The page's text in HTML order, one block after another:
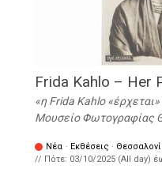
Frida Kahlo – Her
η Frida Kahlo
Μουσείο Φωτογραφίας
Νέα · Εκθέσεις ·
// Πότε: 03/10/2025 (All day)